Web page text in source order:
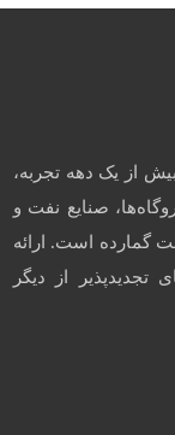
از یک دهه تجربه،
صنایع نفت و
گمارده است. ارائه
تجدیدپذیر از دیگر